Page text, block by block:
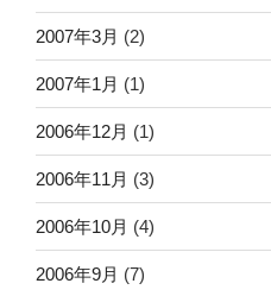
2007年3月 (2)
2007年1月 (1)
2006年12月 (1)
2006年11月 (3)
2006年10月 (4)
2006年9月 (7)